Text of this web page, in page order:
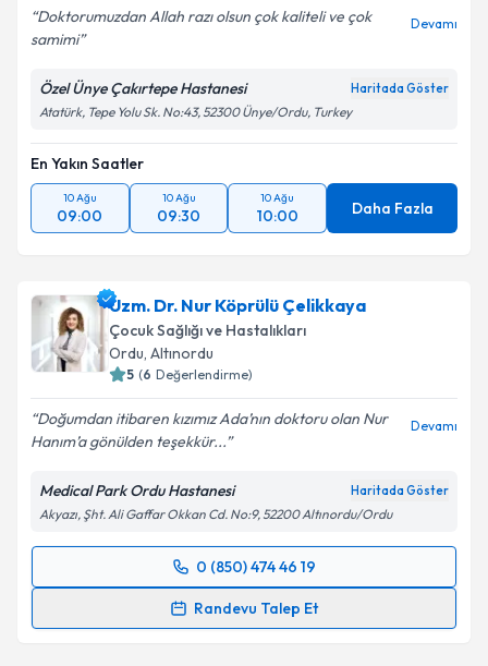
Doktorumuzdan Allah razı olsun çok kaliteli ve çok
samimi
Devamı
Özel Ünye Çakırtepe Hastanesi Haritada Göster
Atatürk, Tepe Yolu Sk. No:43, 52300 Ünye/Ordu, Turkey
En Yakın Saatler
10 Ağu
09:00
10 Ağu
09:30
10 Ağu
10:00 Daha Fazla
Uzm. Dr. Nur Köprülü Çelikkaya
Çocuk Sağlığı ve Hastalıkları
Ordu, Altınordu
5 (6 Değerlendirme)
Doğumdan itibaren kızımız Ada’nın doktoru olan Nur
Hanım’a gönülden teşekkür...
Devamı
Medical Park Ordu Hastanesi Haritada Göster
Akyazı, Şht. Ali Gaffar Okkan Cd. No:9, 52200 Altınordu/Ordu
0 (850) 474 46 19
Randevu Talep Et
Randevu Takvimi Talebi